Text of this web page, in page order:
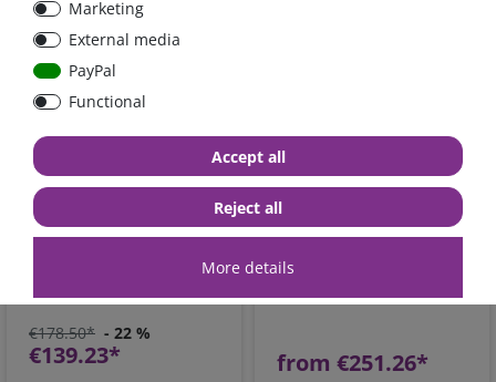
- 22 %
Victron Phoenix inverter
12V, SCHUKO, VE.Direct /
PIN121501200
€178.50* - 22 %
€139.23*
Power inverter pure sine
GFCI
from €251.26*
Marketing
External media
PayPal
Functional
More details
Accept all
Reject all